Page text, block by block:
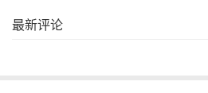
最新评论